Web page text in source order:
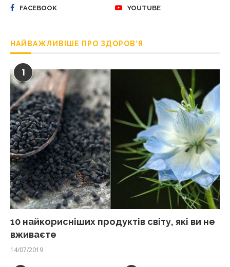
FACEBOOK YOUTUBE
НАЙВАЖЛИВІШЕ ПРО ЗДОРОВ’Я
1
10 найкорисніших продуктів світу, які ви не
вживаєте
14/07/2019